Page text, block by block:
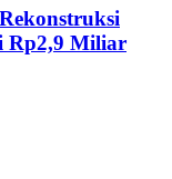
Rp2,9 Miliar